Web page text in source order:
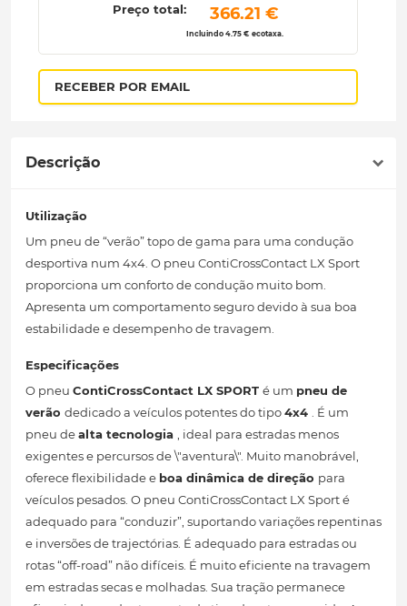
Preço total: 366.21 €
Incluindo 4.75 € ecotaxa.
RECEBER POR EMAIL
Descrição
Utilização
Um pneu de “verão” topo de gama para uma condução
desportiva num 4x4. O pneu ContiCrossContact LX Sport
proporciona um conforto de condução muito bom.
Apresenta um comportamento seguro devido à sua boa
estabilidade e desempenho de travagem.
Especificações
O pneu ContiCrossContact LX SPORT é um pneu de
verão dedicado a veículos potentes do tipo4x4 . É um
pneu dealta tecnologia , ideal para estradas menos
exigentes e percursos de \"aventura\". Muito manobrável,
oferece flexibilidade e boa dinâmica de direção para
veículos pesados. O pneu ContiCrossContact LX Sport é
adequado para “conduzir”, suportando variações repentinas
e inversões de trajectórias. É adequado para estradas ou
rotas “off-road” não difíceis. É muito eficiente na travagem
em estradas secas e molhadas. Sua tração permanece